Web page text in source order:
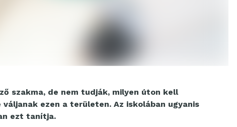
szakma, de nem tudják, milyen úton kell
ezen a területen. Az iskolában ugyanis
ezt tanítja.